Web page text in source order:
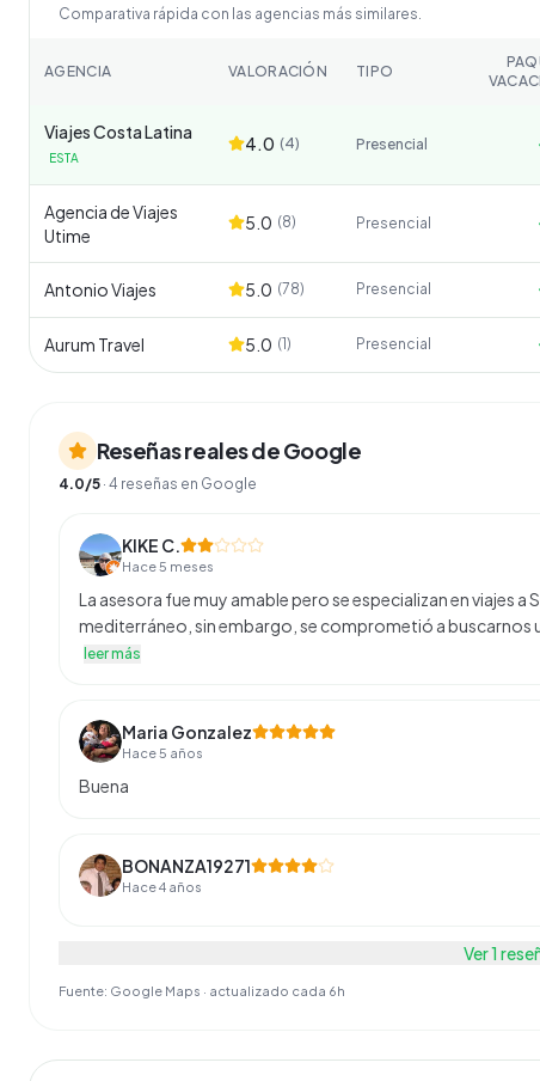
Comparativa rápida con las agencias más similares.
AGENCIA VALORACIÓN TIPO
Viajes Costa Latina
ESTA
4.0 (4) Presencial
Agencia de Viajes
Utime
5.0 (8) Presencial
Antonio Viajes 5.0 (78) Presencial
Aurum Travel 5.0 (1) Presencial
Reseñas reales de Google
4.0/5 · 4 reseñas en Google
KIKE C.
Hace 5 meses
La asesora fue muy amable pero se especializan en viajes
mediterráneo, sin embargo, se comprometió a buscarnos
leer más
Maria Gonzalez
Hace 5 años
Buena
BONANZA19271
Hace 4 años
Ver1
Fuente: Google Maps · actualizado cada 6h